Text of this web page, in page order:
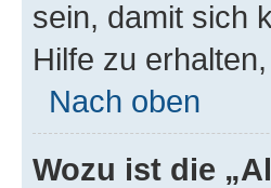
sein, damit sich
Hilfe zu
Nach oben
Wozu ist die